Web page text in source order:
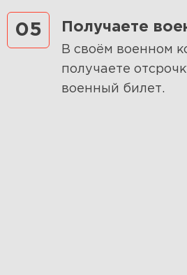
05 Получаете
В своём военном
получаете
военный билет.